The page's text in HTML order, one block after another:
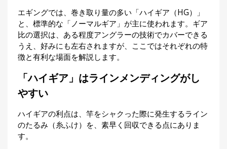
エギングでは、巻き取り量の多い「ハイギア（HG）」
と、標準的な「ノーマルギア」が主に使われます。ギア
比の選択は、ある程度アングラーの技術でカバーできる
うえ、好みにも左右されますが、ここではそれぞれの特
徴と有利な場面を解説します。
「ハイギア」はラインメンディングがし
やすい
ハイギアの利点は、竿をシャクった際に発生するライン
のたるみ（糸ふけ）を、素早く回収できる点にありま
す。